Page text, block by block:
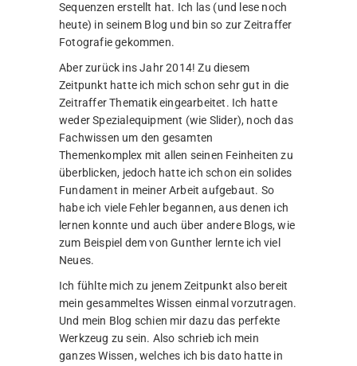
Sequenzen erstellt hat. Ich las (und lese noch
heute) in seinem Blog und bin so zur Zeitraffer
Fotografie gekommen.
Aber zurück ins Jahr 2014! Zu diesem
Zeitpunkt hatte ich mich schon sehr gut in die
Zeitraffer Thematik eingearbeitet. Ich hatte
weder Spezialequipment (wie Slider), noch das
Fachwissen um den gesamten
Themenkomplex mit allen seinen Feinheiten zu
überblicken, jedoch hatte ich schon ein solides
Fundament in meiner Arbeit aufgebaut. So
habe ich viele Fehler begannen, aus denen ich
lernen konnte und auch über andere Blogs, wie
zum Beispiel dem von Gunther lernte ich viel
Neues.
Ich fühlte mich zu jenem Zeitpunkt also bereit
mein gesammeltes Wissen einmal vorzutragen.
Und mein Blog schien mir dazu das perfekte
Werkzeug zu sein. Also schrieb ich mein
ganzes Wissen, welches ich bis dato hatte in